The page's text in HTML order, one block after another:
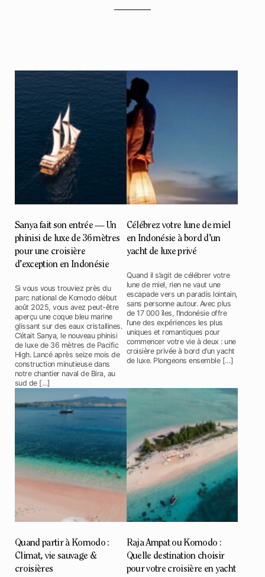
Sanya fait son entrée — Un
phinisi de luxe de 36 mètres
pour une croisière
d’exception en Indonésie
Si vous vous trouviez près du
parc national de Komodo début
août 2025, vous avez peut-être
aperçu une coque bleu marine
glissant sur des eaux cristallines.
C’était Sanya, le nouveau phinisi
de luxe de 36 mètres de Pacific
High. Lancé après seize mois de
construction minutieuse dans
notre chantier naval de Bira, au
sud de […]
Célébrez votre lune de miel
en Indonésie à bord d’un
yacht de luxe privé
Quand il s’agit de célébrer votre
lune de miel, rien ne vaut une
escapade vers un paradis lointain,
sans personne autour. Avec plus
de 17 000 îles, l’Indonésie offre
l’une des expériences les plus
uniques et romantiques pour
commencer votre vie à deux : une
croisière privée à bord d’un yacht
de luxe. Plongeons ensemble […]
Quand partir à Komodo :
Climat, vie sauvage &
croisières
Raja Ampat ou Komodo :
Quelle destination choisir
pour votre croisière en yacht